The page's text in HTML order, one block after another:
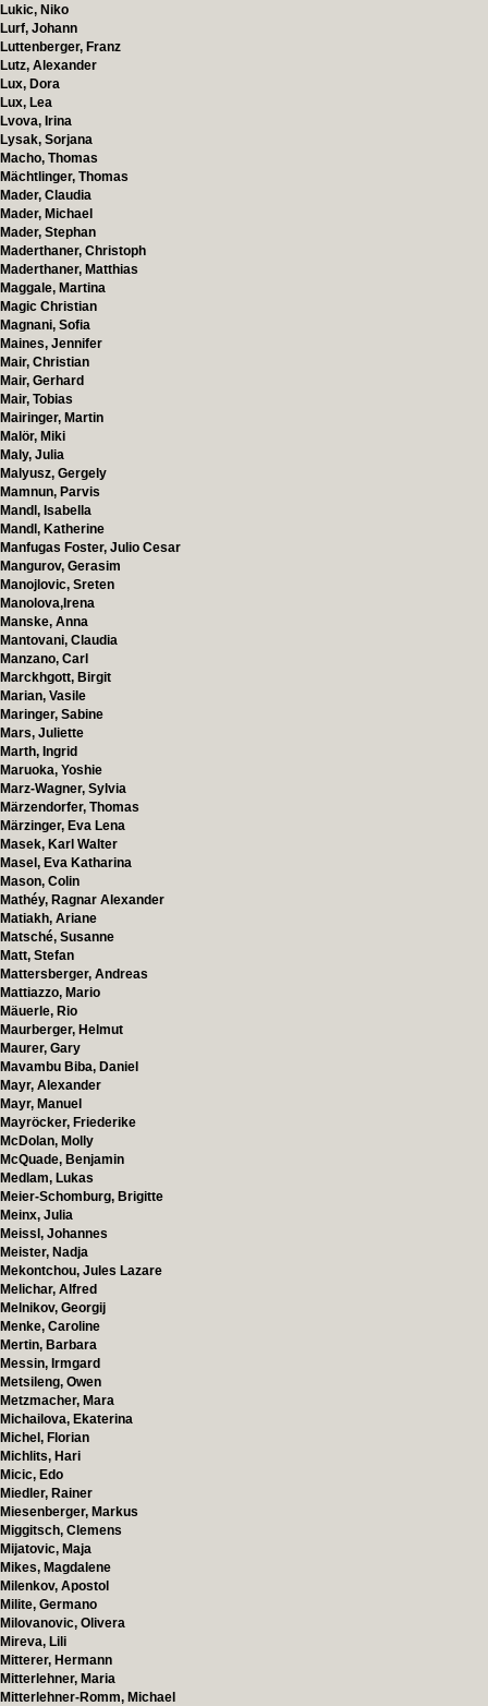
Lukic, Niko
Lurf, Johann
Luttenberger, Franz
Lutz, Alexander
Lux, Dora
Lux, Lea
Lvova, Irina
Lysak, Sorjana
Macho, Thomas
Mächtlinger, Thomas
Mader, Claudia
Mader, Michael
Mader, Stephan
Maderthaner, Christoph
Maderthaner, Matthias
Maggale, Martina
Magic Christian
Magnani, Sofia
Maines, Jennifer
Mair, Christian
Mair, Gerhard
Mair, Tobias
Mairinger, Martin
Malör, Miki
Maly, Julia
Malyusz, Gergely
Mamnun, Parvis
Mandl, Isabella
Mandl, Katherine
Manfugas Foster, Julio Cesar
Mangurov, Gerasim
Manojlovic, Sreten
Manolova,Irena
Manske, Anna
Mantovani, Claudia
Manzano, Carl
Marckhgott, Birgit
Marian, Vasile
Maringer, Sabine
Mars, Juliette
Marth, Ingrid
Maruoka, Yoshie
Marz-Wagner, Sylvia
Märzendorfer, Thomas
Märzinger, Eva Lena
Masek, Karl Walter
Masel, Eva Katharina
Mason, Colin
Mathéy, Ragnar Alexander
Matiakh, Ariane
Matsché, Susanne
Matt, Stefan
Mattersberger, Andreas
Mattiazzo, Mario
Mäuerle, Rio
Maurberger, Helmut
Maurer, Gary
Mavambu Biba, Daniel
Mayr, Alexander
Mayr, Manuel
Mayröcker, Friederike
McDolan, Molly
McQuade, Benjamin
Medlam, Lukas
Meier-Schomburg, Brigitte
Meinx, Julia
Meissl, Johannes
Meister, Nadja
Mekontchou, Jules Lazare
Melichar, Alfred
Melnikov, Georgij
Menke, Caroline
Mertin, Barbara
Messin, Irmgard
Metsileng, Owen
Metzmacher, Mara
Michailova, Ekaterina
Michel, Florian
Michlits, Hari
Micic, Edo
Miedler, Rainer
Miesenberger, Markus
Miggitsch, Clemens
Mijatovic, Maja
Mikes, Magdalene
Milenkov, Apostol
Milite, Germano
Milovanovic, Olivera
Mireva, Lili
Mitterer, Hermann
Mitterlehner, Maria
Mitterlehner-Romm, Michael